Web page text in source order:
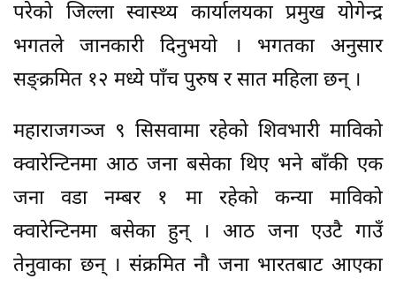
परेको जिल्ला स्वास्थ्य कार्यालयका प्रमुख योगेन्द्र
भगतले जानकारी दिनुभयो । भगतका अनुसार
सङ्क्रमित १२ मध्ये पाँच पुरुष र सात महिला छन् ।
महाराजगञ्ज ९ सिसवामा रहेको शिवभारी माविको
क्वारेन्टिनमा आठ जना बसेका थिए भने बाँकी एक
जना वडा नम्बर १ मा रहेको कन्या माविको
क्वारेन्टिनमा बसेका हुन् । आठ जना एउटै गाउँ
तेनुवाका छन् । संक्रमित नौ जना भारतबाट आएका